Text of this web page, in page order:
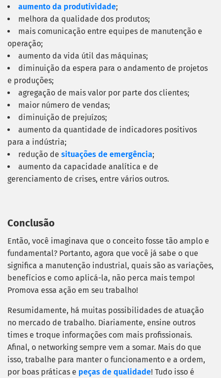
aumento da produtividade;
melhora da qualidade dos produtos;
mais comunicação entre equipes de manutenção e
operação;
aumento da vida útil das máquinas;
diminuição da espera para o andamento de projetos
e produções;
agregação de mais valor por parte dos clientes;
maior número de vendas;
diminuição de prejuízos;
aumento da quantidade de indicadores positivos
para a indústria;
redução de situações de emergência;
aumento da capacidade analítica e de
gerenciamento de crises, entre vários outros.
Conclusão
Então, você imaginava que o conceito fosse tão amplo e
fundamental? Portanto, agora que você já sabe o que
significa a manutenção industrial, quais são as variações,
benefícios e como aplicá-la, não perca mais tempo!
Promova essa ação em seu trabalho!
Resumidamente, há muitas possibilidades de atuação
no mercado de trabalho. Diariamente, ensine outros
times e troque informações com mais profissionais.
Afinal, o networking sempre vem a somar. Mais do que
isso, trabalhe para manter o funcionamento e a ordem,
por boas práticas e peças de qualidade! Tudo isso é